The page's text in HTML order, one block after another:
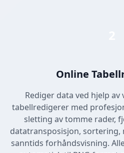
Online
Rediger data ved hjelp
tabellredigerer med
sletting av tomme rader,
datatransposisjon,
sanntids forhåndsvisning.